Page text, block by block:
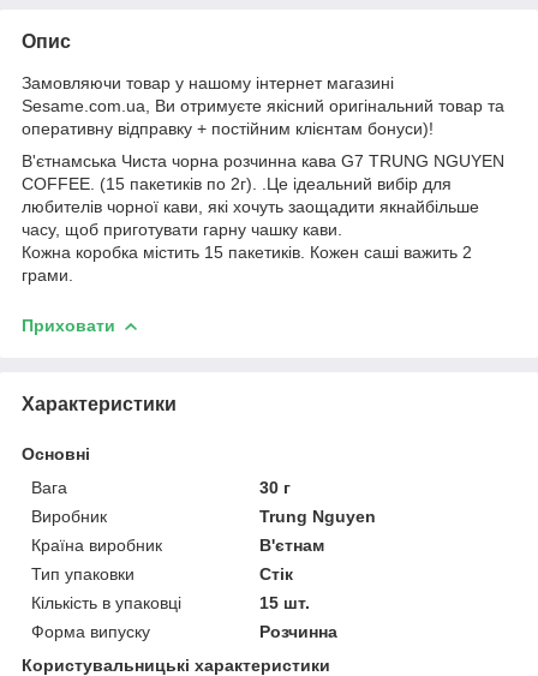
Опис
Замовляючи товар у нашому інтернет магазині
Sesame.com.ua, Ви отримуєте якісний оригінальний товар та
оперативну відправку + постійним клієнтам бонуси)!
В'єтнамська Чиста чорна розчинна кава G7 TRUNG NGUYEN
COFFEE. (15 пакетиків по 2г). .Це ідеальний вибір для
любителів чорної кави, які хочуть заощадити якнайбільше
часу, щоб приготувати гарну чашку кави.
Кожна коробка містить 15 пакетиків. Кожен саші важить 2
грами.
Приховати
Характеристики
Основні
Вага
30 г
Виробник
Trung Nguyen
Країна виробник
В'єтнам
Тип упаковки
Стік
Кількість в упаковці
15 шт.
Форма випуску
Розчинна
Користувальницькі характеристики